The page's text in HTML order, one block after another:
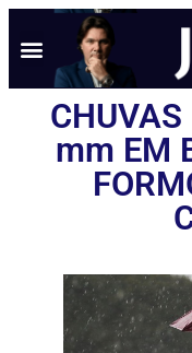
mm EM